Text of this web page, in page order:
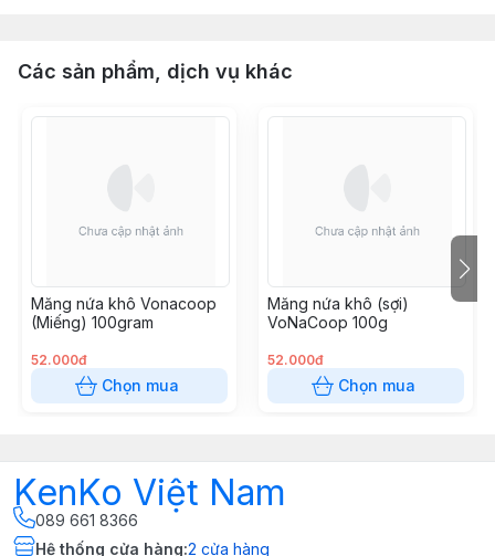
Các sản phẩm, dịch vụ khác
Măng nứa khô Vonacoop
(Miếng) 100gram
52.000đ
Chọn mua
Măng nứa khô (sợi)
VoNaCoop 100g
52.000đ
Chọn mua
KenKo Việt Nam
089 661 8366
Hệ thống cửa hàng:2 cửa hàng